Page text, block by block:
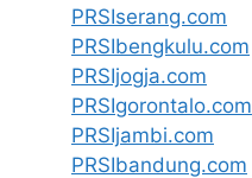
PRSIserang.com
PRSIbengkulu.com
PRSIjogja.com
PRSIgorontalo.com
PRSIjambi.com
PRSIbandung.com